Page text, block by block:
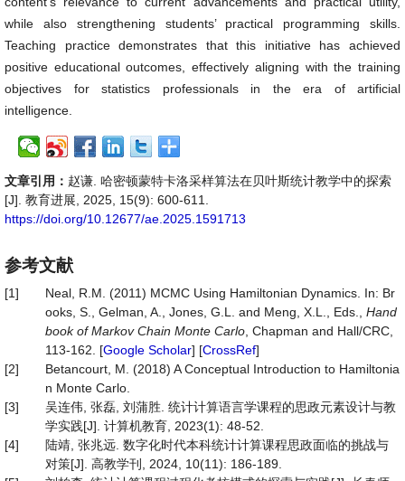
while also strengthening students’ practical programming skills.
Teaching practice demonstrates that this initiative has achieved
positive educational outcomes, effectively aligning with the training
objectives for statistics professionals in the era of artificial
intelligence.
文章引用： 赵谦. 哈密顿蒙特卡洛采样算法在贝叶斯统计教学中的探索
[J]. 教育进展, 2025, 15(9): 600-611.
https://doi.org/10.12677/ae.2025.1591713
参考文献
[1]
Neal, R.M. (2011) MCMC Using Hamiltonian Dynamics. In: Br
ooks, S., Gelman, A., Jones, G.L. and Meng, X.L., Eds., Hand
book of Markov Chain Monte Carlo , Chapman and Hall/CRC,
113-162. [Google Scholar] [CrossRef]
[2]
Betancourt, M. (2018) A Conceptual Introduction to Hamiltonia
n Monte Carlo.
[3]
吴连伟, 张磊, 刘蒲胜. 统计计算语言学课程的思政元素设计与教
学实践[J]. 计算机教育, 2023(1): 48-52.
[4]
陆靖, 张兆远. 数字化时代本科统计计算课程思政面临的挑战与
对策[J]. 高教学刊, 2024, 10(11): 186-189.